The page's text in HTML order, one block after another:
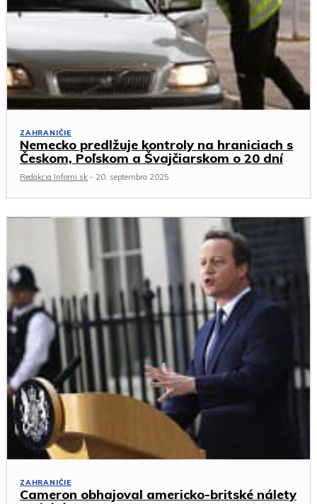
ZAHRANIČIE
Nemecko predlžuje kontroly na hraniciach s
Českom, Poľskom a Švajčiarskom o 20 dní
Redakcia Infomi.sk - 20. septembra 2025
ZAHRANIČIE
Cameron obhajoval americko-britské nálety